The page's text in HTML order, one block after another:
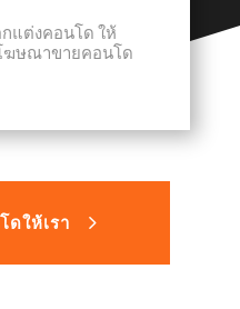
แต่งคอนโด ให้
ฆษณาขายคอนโด
ดให้เรา